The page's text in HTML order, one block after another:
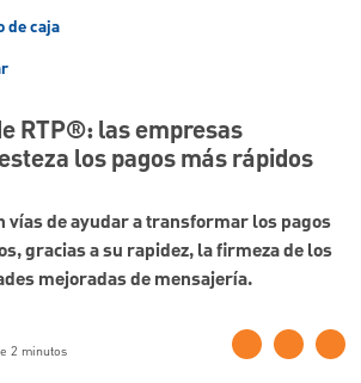
de caja
RTP®: las empresas
los pagos más rápidos
vías de ayudar a transformar los pagos
gracias a su rapidez, la firmeza de los
mejoradas de mensajería.
2 minutos